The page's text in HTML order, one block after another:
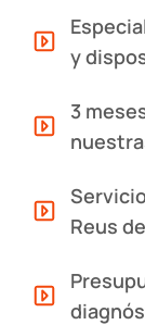
y
3
Reus